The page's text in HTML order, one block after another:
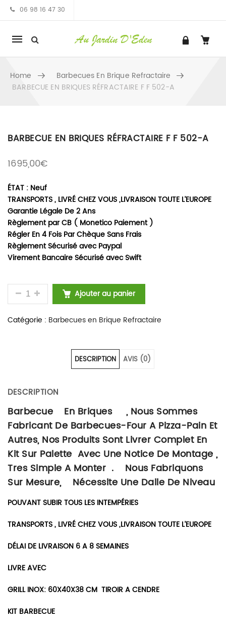
06 98 16 47 30
Mobile
navigation
Home
Barbecues En Brique Refractaire
BARBECUE EN BRIQUES RÉFRACTAIRE F F 502-A
BARBECUE EN BRIQUES RÉFRACTAIRE F F 502-A
1695,00€
ÉTAT : Neuf
TRANSPORTS , LIVRÉ CHEZ VOUS ,LIVRAISON TOUTE L’EUROPE
Garantie Légale De 2 Ans
Règlement par CB ( Monetico Paiement )
Régler En 4 Fois Par Chèque Sans Frais
Règlement Sécurisé avec Paypal
Virement Bancaire Sécurisé avec Swift
QUANTITÉ DE BARBECUE EN BRIQUES
Ajouter au panier
Catégorie : Barbecues en Brique Refractaire
DESCRIPTION AVIS (0)
DESCRIPTION
Barbecue En Briques , Nous Sommes
Fabricant De Barbecues-Four A Pizza-Pain Et
Autres, Nos Produits Sont Livrer Complet En
Kit Sur Palette Avec Une Notice De Montage ,
Tres Simple A Monter . Nous Fabriquons
Sur Mesure, Nécessite Une Dalle De Niveau
POUVANT SUBIR TOUS LES INTEMPÉRIES
TRANSPORTS , LIVRÉ CHEZ VOUS ,LIVRAISON TOUTE L’EUROPE
DÉLAI DE LIVRAISON 6 A 8 SEMAINES
LIVRE AVEC
GRILL INOX: 60X40X38 CM TIROIR A CENDRE
KIT BARBECUE